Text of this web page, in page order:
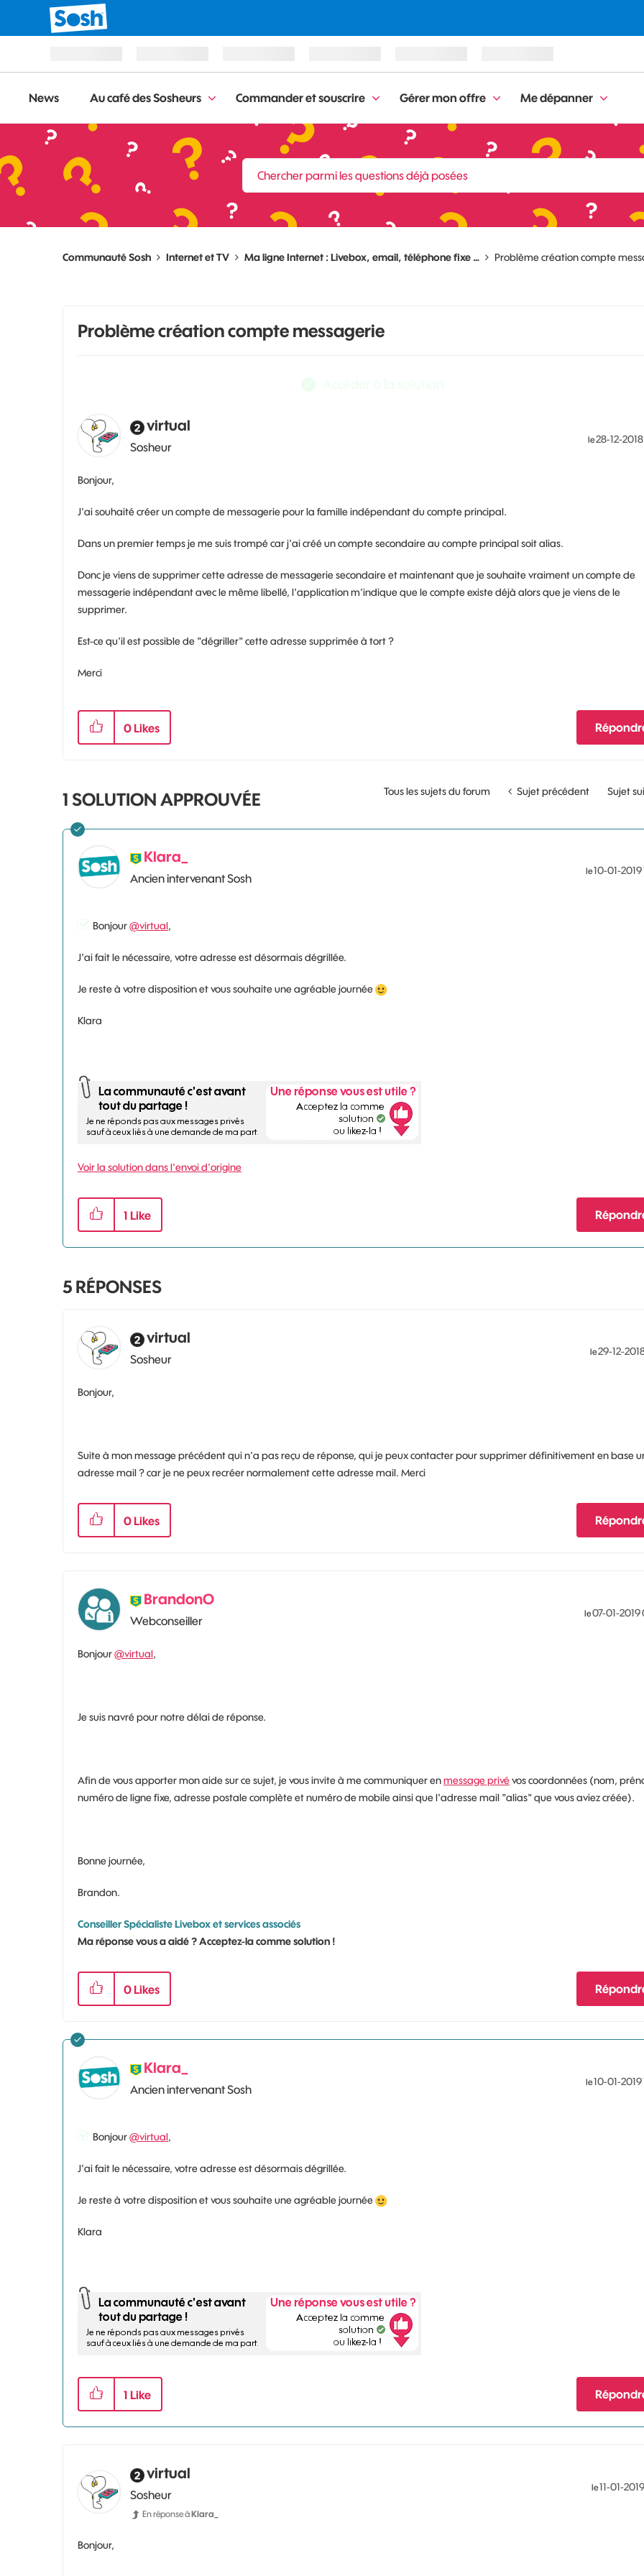
News Au café des Sosheurs Commander et souscrire Gérer mon offre Me dépanner
Communauté Sosh Internet et TV Ma ligne Internet : Livebox, email, téléphone fixe … Problème création compte
Problème création compte messagerie
virtual
Sosheur
le‎28-12-2018
Bonjour,
J'ai souhaité créer un compte de messagerie pour la famille indépendant du compte principal.
Dans un premier temps je me suis trompé car j'ai créé un compte secondaire au compte principal soit alias.
Donc je viens de supprimer cette adresse de messagerie secondaire et maintenant que je souhaite vraiment un compte de
messagerie indépendant avec le même libellé, l'application m'indique que le compte existe déjà alors que je viens de le
supprimer.
Est-ce qu'il est possible de "dégriller" cette adresse supprimée à tort ?
Merci
0 Likes
Tous les sujets du forum Sujet précédent Sujet
1 SOLUTION APPROUVÉE
Klara_
Ancien intervenant Sosh
le‎10-01-2019
Bonjour@virtual,
J'ai fait le nécessaire, votre adresse est désormais dégrillée.
Je reste à votre disposition et vous souhaite une agréable journée
Klara
Voir la solution dans l'envoi d'origine
1 Like
5 RÉPONSES
virtual
Sosheur
le‎29-12-
Bonjour,
Suite à mon message précédent qui n'a pas reçu de réponse, qui je peux contacter pour supprimer définitivement en base
adresse mail ? car je ne peux recréer normalement cette adresse mail. Merci
0 Likes
BrandonO
Webconseiller
le‎07-01-2019
Bonjour@virtual,
Je suis navré pour notre délai de réponse.
Afin de vous apporter mon aide sur ce sujet, je vous invite à me communiquer enmessage privévos coordonnées (nom,
numéro de ligne fixe, adresse postale complète et numéro de mobile ainsi que l'adresse mail "alias" que vous aviez créée).
Bonne journée,
Brandon.
Conseiller Spécialiste Livebox et services associés
Ma réponse vous a aidé ? Acceptez-la comme solution !
0 Likes
Klara_
Ancien intervenant Sosh
le‎10-01-2019
Bonjour@virtual,
J'ai fait le nécessaire, votre adresse est désormais dégrillée.
Je reste à votre disposition et vous souhaite une agréable journée
Klara
1 Like
virtual
Sosheur
En réponse àKlara_
le‎11-01-2019
Bonjour,